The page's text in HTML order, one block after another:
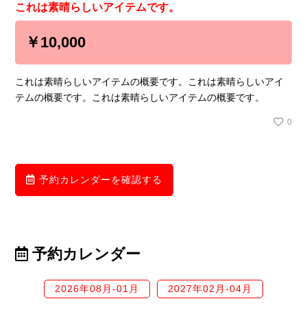
これは素晴らしいアイテムです。
￥10,000
これは素晴らしいアイテムの概要です。これは素晴らしいアイ
テムの概要です。これは素晴らしいアイテムの概要です。
0
予約カレンダーを確認する
予約カレンダー
2026年08月-01月 2027年02月-04月